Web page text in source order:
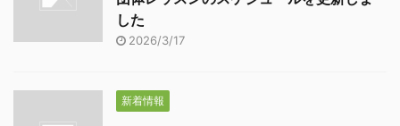
した
2026/3/17
新着情報